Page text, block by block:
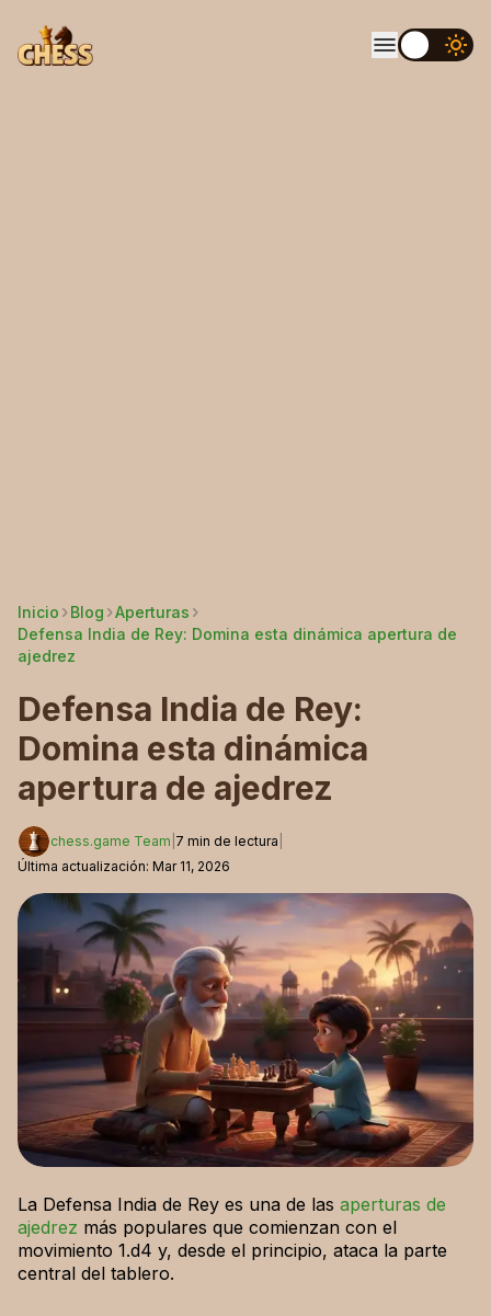
Inicio Blog
Aperturas
Defensa India de Rey: Domina esta dinámica apertura de
ajedrez
Defensa India de Rey:
Domina esta dinámica
apertura de ajedrez
chess.game Team 7 min de lectura
Última actualización: Mar 11, 2026
La Defensa India de Rey es una de las aperturas de
ajedrez más populares que comienzan con el
movimiento 1.d4 y, desde el principio, ataca la parte
central del tablero.